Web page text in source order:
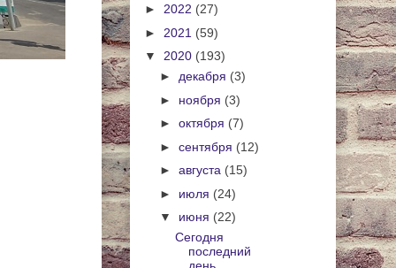
► 2022 (27)
► 2021 (59)
▼ 2020 (193)
► декабря (3)
► ноября (3)
► октября (7)
► сентября (12)
► августа (15)
► июля (24)
▼ июня (22)
Сегодня
последний